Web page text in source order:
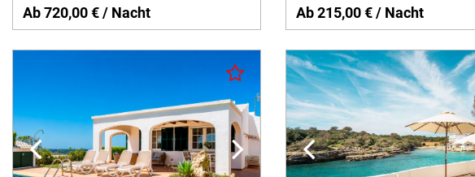
Ab 720,00 € / Nacht Ab 215,00 € / Nacht